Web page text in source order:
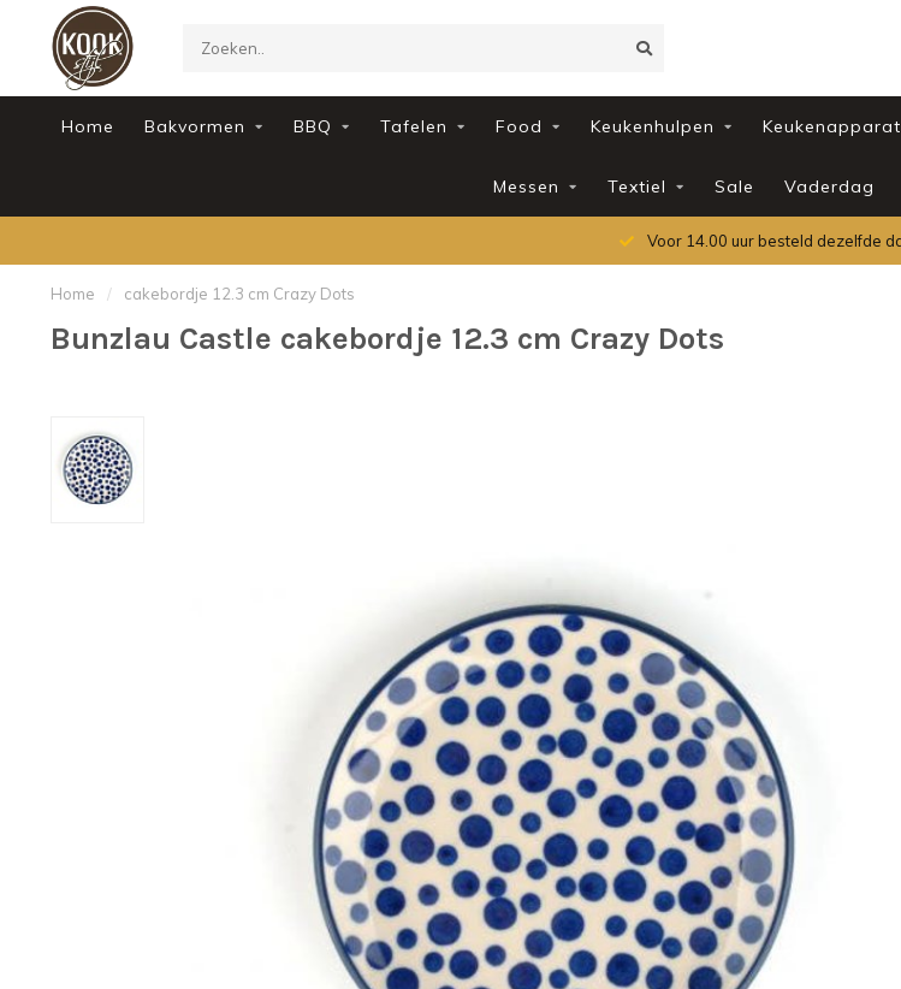
Home Bakvormen BBQ Tafelen Food Keukenhulpen
Messen Textiel Sale Vaderdag
Voor 14.00 uur besteld dezelfde
Home / cakebordje 12.3 cm Crazy Dots
Bunzlau Castle cakebordje 12.3 cm Crazy Dots